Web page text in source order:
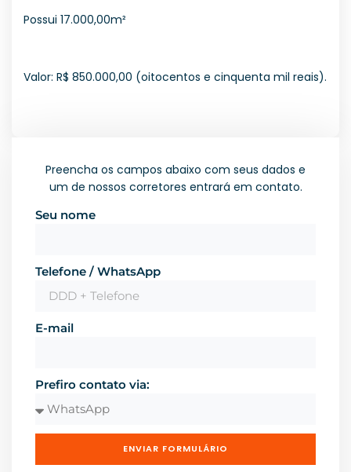
Possui 17.000,00m²
Valor: R$ 850.000,00 (oitocentos e cinquenta mil reais).
Preencha os campos abaixo com seus dados e
um de nossos corretores entrará em contato.
Seu nome
Telefone / WhatsApp
E-mail
Prefiro contato via:
ENVIAR FORMULÁRIO